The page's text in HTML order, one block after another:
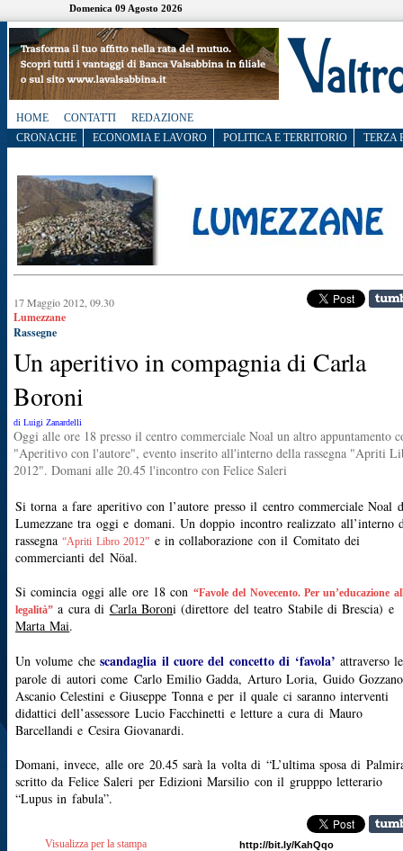
Domenica 09 Agosto 2026
HOME CONTATTI
REDAZIONE
CRONACHE
ECONOMIA E LAVORO POLITICA E TERRITORIO TERZA
17 Maggio 2012, 09.30
Lumezzane
Rassegne
Un aperitivo in compagnia di Carla
Boroni
di Luigi Zanardelli
Oggi alle ore 18 presso il centro commerciale Noal un altro appuntamento
"Aperitivo con l'autore", evento inserito all'interno della rassegna "Apriti
2012". Domani alle 20.45 l'incontro con Felice Saleri
Si torna a fare aperitivo con l’autore presso il centro commerciale Noal
Lumezzane tra oggi e domani. Un doppio incontro realizzato all’interno
rassegna“Apriti Libro 2012” e in collaborazione con il Comitato dei
commercianti del Nöal.
Si comincia oggi alle ore 18 con “Favole del Novecento. Per un’educazione
legalità” a cura di Carla Boroni (direttore del teatro Stabile di Brescia) e
Marta Mai.
Un volume chescandaglia il cuore del concetto di ‘favola’ attraverso le
parole di autori come Carlo Emilio Gadda, Arturo Loria, Guido
Ascanio Celestini e Giuseppe Tonna e per il quale ci saranno interventi
didattici dell’assessore Lucio Facchinetti e letture a cura di Mauro
Barcellandi e Cesira Giovanardi.
Domani, invece, alle ore 20.45 sarà la volta di “L’ultima sposa di
scritto da Felice Saleri per Edizioni Marsilio con il grupppo letterario
“Lupus in fabula”.
Visualizza per la stampa